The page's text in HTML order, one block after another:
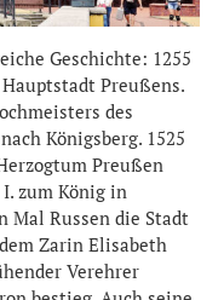
Geschichte: 1255
Preußens.
des
Königsberg. 1525
Preußen
zum König in
Mal Russen die Stadt
Zarin Elisabeth
Verehrer